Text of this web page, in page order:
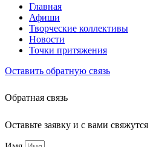
Главная
Афиши
Творческие коллективы
Новости
Точки притяжения
Оставить обратную связь
Обратная связь
Оставьте заявку и с вами свяжутся